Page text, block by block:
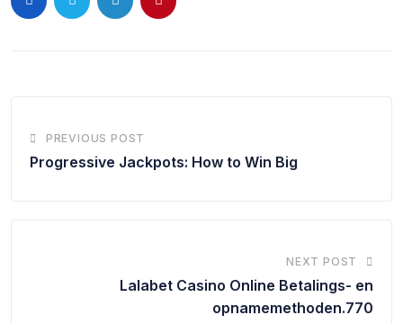
PREVIOUS POST
Progressive Jackpots: How to Win Big
NEXT POST
Lalabet Casino Online Betalings- en
opnamemethoden.770